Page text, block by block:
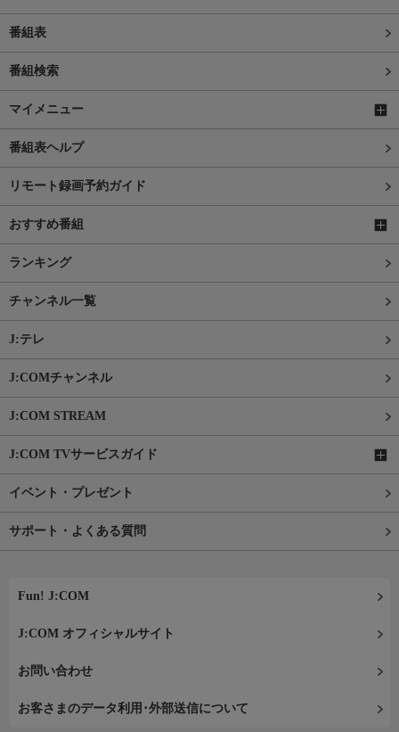
番組表
番組検索
マイメニュー
番組表ヘルプ
リモート録画予約ガイド
おすすめ番組
ランキング
チャンネル一覧
J:テレ
J:COMチャンネル
J:COM STREAM
J:COM TVサービスガイド
イベント・プレゼント
サポート・よくある質問
Fun! J:COM
J:COM オフィシャルサイト
お問い合わせ
お客さまのデータ利用･外部送信について